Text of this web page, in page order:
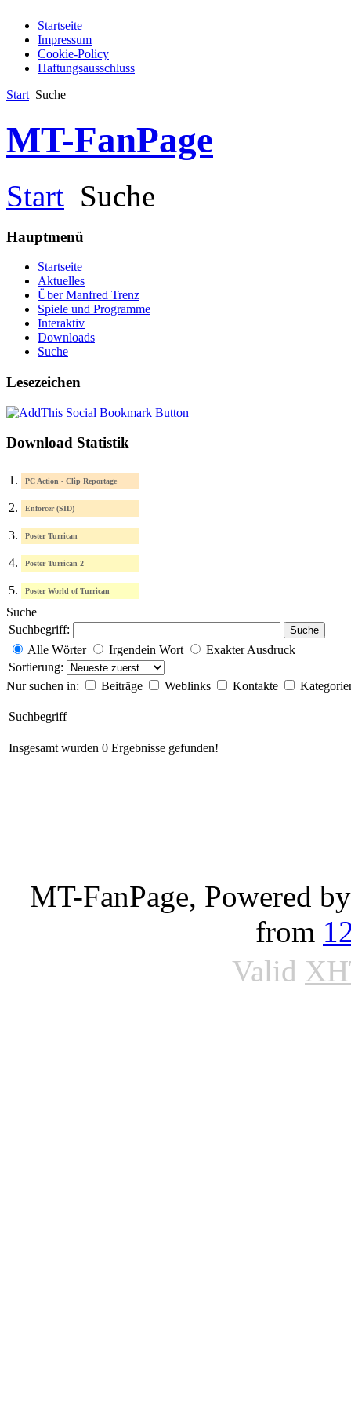
Startseite
Impressum
Cookie-Policy
Haftungsausschluss
Start Suche
MT-FanPage
Start Suche
Hauptmenü
Startseite
Aktuelles
Über Manfred Trenz
Spiele und Programme
Interaktiv
Downloads
Suche
Lesezeichen
Download Statistik
1. PC Action - Clip Reportage
2. Enforcer (SID)
3. Poster Turrican
4. Poster Turrican 2
5. Poster World of Turrican
Suche
Suchbegriff:
Suche
Alle Wörter Irgendein Wort
Exakter Ausdruck
Sortierung:
Nur suchen in:
Beiträge Weblinks Kontakte
Suchbegriff
Insgesamt wurden 0 Ergebnisse gefunden!
MT-FanPage, Powered
from
Valid